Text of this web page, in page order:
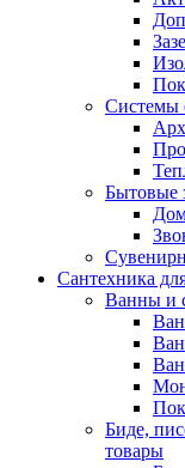
Системы
Бытовые
Сантехника
Ванны и
Биде,
товары